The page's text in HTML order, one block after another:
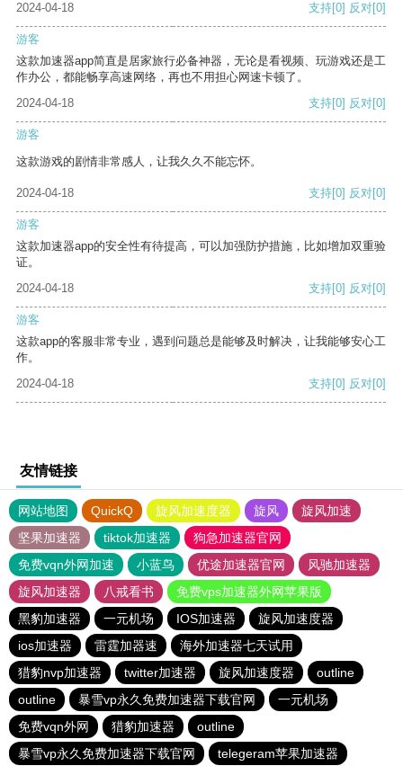
2024-04-18
支持[0] 反对[0]
游客
这款加速器app简直是居家旅行必备神器，无论是看视频、玩游戏还是工
作办公，都能畅享高速网络，再也不用担心网速卡顿了。
2024-04-18
支持[0] 反对[0]
游客
这款游戏的剧情非常感人，让我久久不能忘怀。
2024-04-18 支持[0] 反对[0]
游客
这款加速器app的安全性有待提高，可以加强防护措施，比如增加双重验
证。
2024-04-18
支持[0] 反对[0]
游客
这款app的客服非常专业，遇到问题总是能够及时解决，让我能够安心工
作。
2024-04-18
支持[0] 反对[0]
友情链接
网站地图 QuickQ 旋风加速度器 旋风
旋风加速
坚果加速器
tiktok加速器
狗急加速器官网
免费vqn外网加速
小蓝鸟 优途加速器官网
风驰加速器
旋风加速器
八戒看书
免费vps加速器外网苹果版
黑豹加速器
一元机场 IOS加速器
旋风加速度器
ios加速器
雷霆加器速
海外加速器七天试用
猎豹nvp加速器
twitter加速器 旋风加速度器
outline
outline
暴雪vp永久免费加速器下载官网
一元机场
免费vqn外网
猎豹加速器
outline
暴雪vp永久免费加速器下载官网
telegeram苹果加速器